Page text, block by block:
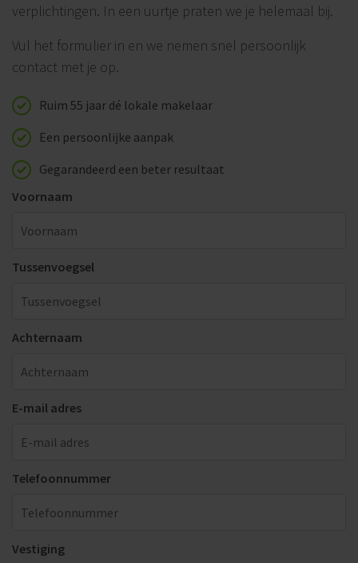
verplichtingen. In een uurtje praten we je helemaal bij.
Vul het formulier in en we nemen snel persoonlijk
contact met je op.
Ruim 55 jaar dé lokale makelaar
Een persoonlijke aanpak
Gegarandeerd een beter resultaat
Voornaam
Tussenvoegsel
Achternaam
E-mail adres
Telefoonnummer
Vestiging